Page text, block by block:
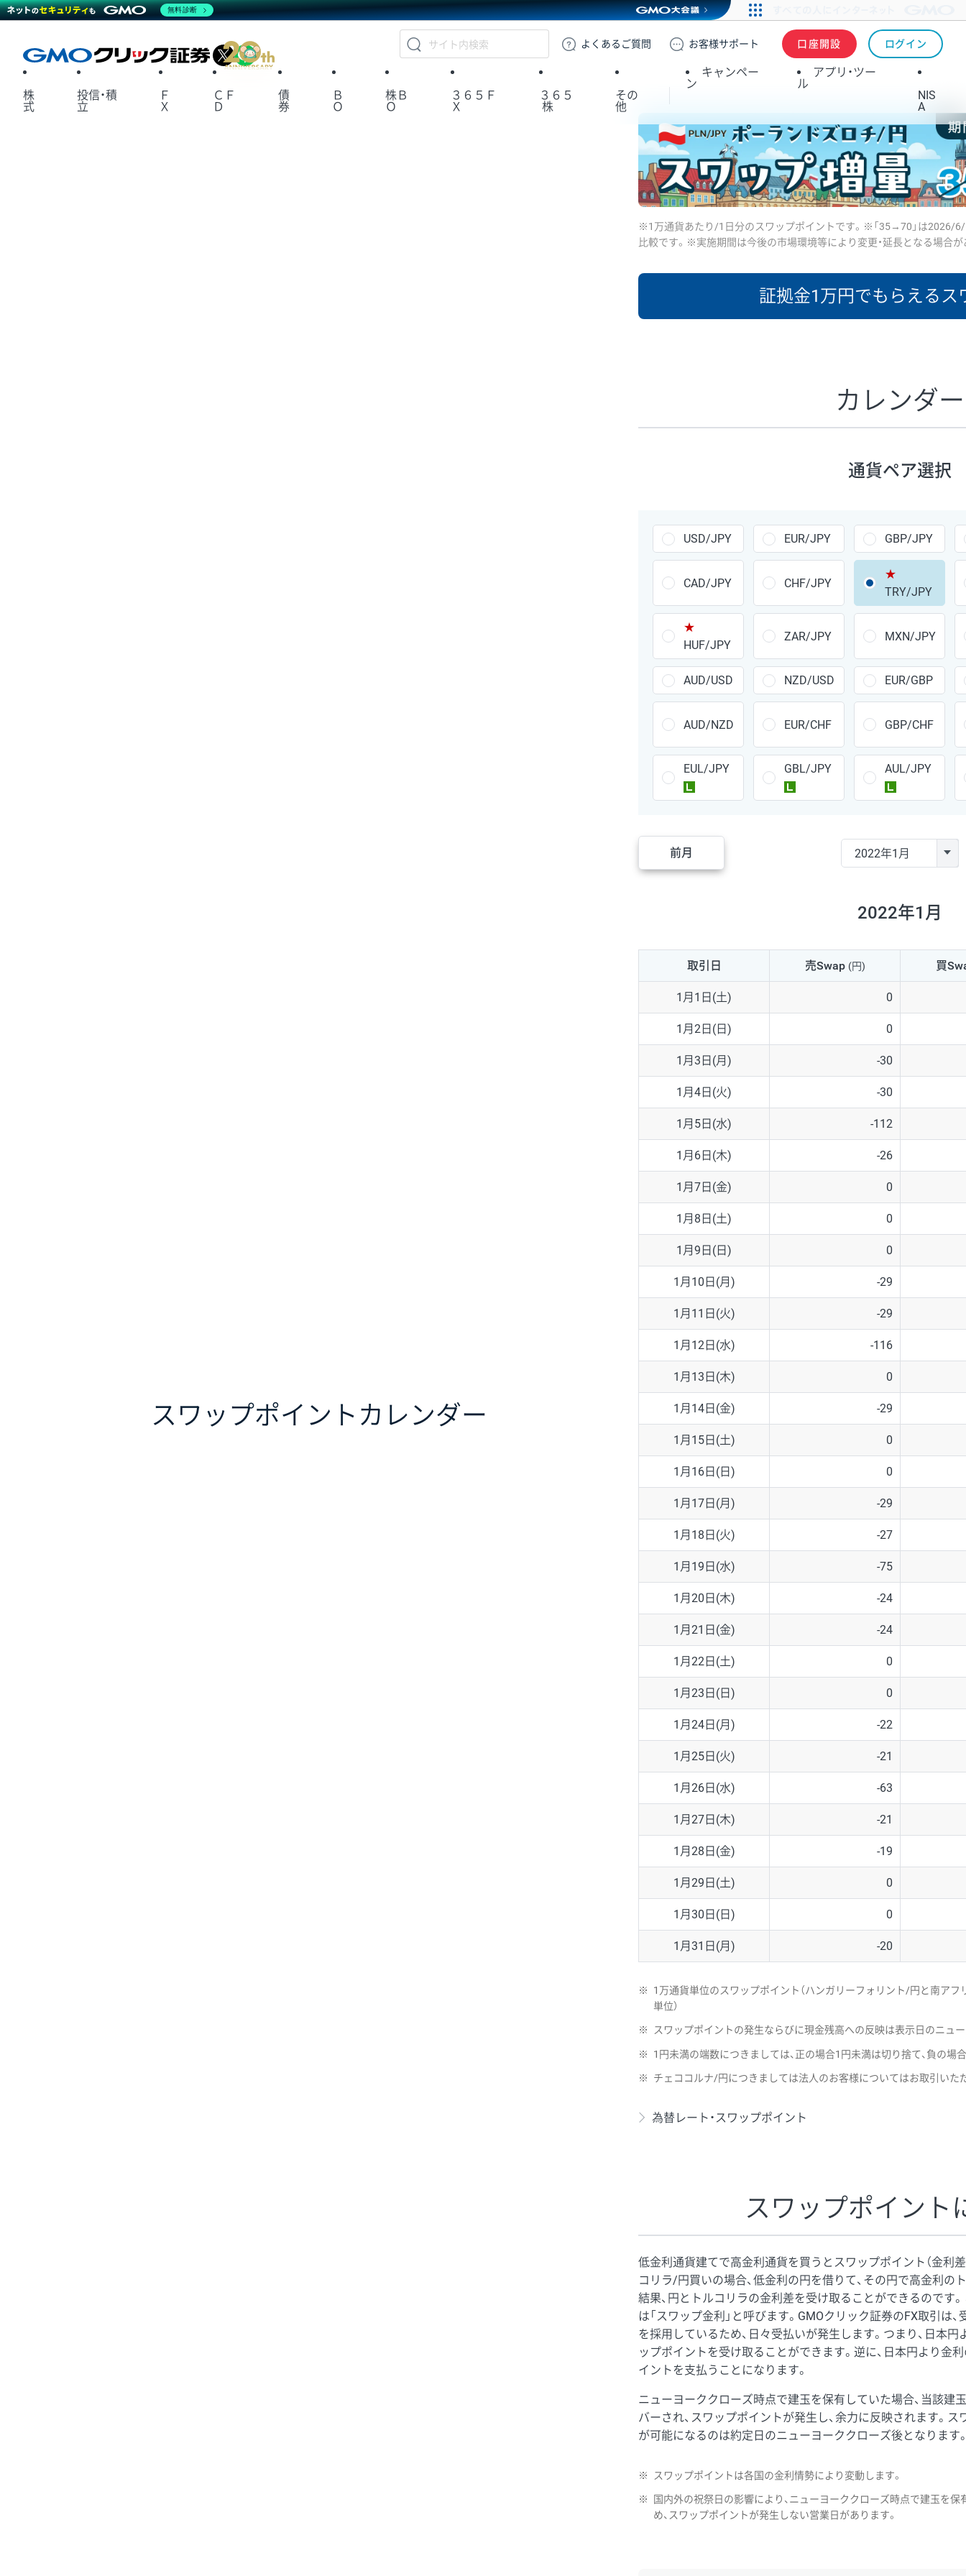
GMOクリック証券
よくある ご質問 お客様サポート 口座開設 ログイン
X
株
式
投信・積
立
Ｆ
Ｘ
ＣＦ
Ｄ
債
券
Ｂ
Ｏ
株Ｂ
Ｏ
３６５Ｆ
Ｘ
３６５
株
その
他
キャンペー
ン
アプリ・ツー
ル
NIS
A
スワップポイント カレンダー
※1万通貨あたり/1日分のスワップポイントです。※「35→70」は2026/6/
比較です。※実施期間は今後の市場環境等により変更・延長となる場合が
証拠金1万円でもらえるス
あたりの
ポイント
GBP/JPY 170円
AUD/JPY 106円
NZD/JPY 28円
CAD/JPY 38円
CHF/JPY 34円
PLN/JPY 35円
HUF/JPY 16円
ZAR/JPY 130円
MXN/JPY 140円
AUD/USD
NZD/USD 41円
EUR/GBP 71円
EUR/AUD 103円
GBP/AUD 43円
AUD/NZD 66円
EUR/CHF 111円
GBP/CHF 220円
USD/CHF 160円
※2026/6/30の当社のスワップポイントおよび、同日の為替レートに
※取引証拠金は同日の当社為替レート（ニューヨーククローズ・MIDレ
※ハンガリーフォリント/円と南アフリカランド/円とメキシコペソ/
カレンダー
通貨ペア選択
USD/JPY EUR/JPY GBP/JPY
CAD/JPY CHF/JPY
★
TRY/JPY
★
HUF/JPY
ZAR/JPY MXN/JPY
AUD/USD NZD/USD EUR/GBP
AUD/NZD EUR/CHF GBP/CHF
EUL/JPY
GBL/JPY
AUL/JPY
前月
2022年1月
取引日 売Swap (円) 買
1月1日(土) 0
1月2日(日) 0
1月3日(月) -30
1月4日(火) -30
1月5日(水) -112
1月6日(木) -26
1月7日(金) 0
1月8日(土) 0
1月9日(日) 0
1月10日(月) -29
1月11日(火) -29
1月12日(水) -116
1月13日(木) 0
1月14日(金) -29
1月15日(土) 0
1月16日(日) 0
1月17日(月) -29
1月18日(火) -27
1月19日(水) -75
1月20日(木) -24
1月21日(金) -24
1月22日(土) 0
1月23日(日) 0
1月24日(月) -22
1月25日(火) -21
1月26日(水) -63
1月27日(木) -21
1月28日(金) -19
1月29日(土) 0
1月30日(日) 0
1月31日(月) -20
※
1万通貨単位のスワップポイント（ハンガリーフォリント/円と南ア
単位）
※ スワップポイントの発生ならびに現金残高への反映は表示日のニュ
※ 1円未満の端数につきましては、正の場合1円未満は切り捨て、負の場
※ チェココルナ/円につきましては法人のお客様についてはお取引いた
為替レート・スワップポイント
スワップポイント
低金利通貨建てで高金利通貨を買うとスワップポイント（金利
コリラ/円買いの場合、低金利の円を借りて、その円で高金利の
結果、円とトルコリラの金利差を受け取ることができるのです
は「スワップ金利」と呼びます。GMOクリック証券のFX取引は
を採用しているため、日々受払いが発生します。つまり、日本
ップポイントを受け取ることができます。逆に、日本円より金
イントを支払うことになります。
ニューヨーククローズ時点で建玉を保有していた場合、当該建
バーされ、スワップポイントが発生し、余力に反映されます。
が可能になるのは約定日のニューヨーククローズ後となります
※ スワップポイントは各国の金利情勢により変動します。
※
国内外の祝祭日の影響により、ニューヨーククローズ時点で建玉を
め、スワップポイントが発生しない営業日があります。
無料診断